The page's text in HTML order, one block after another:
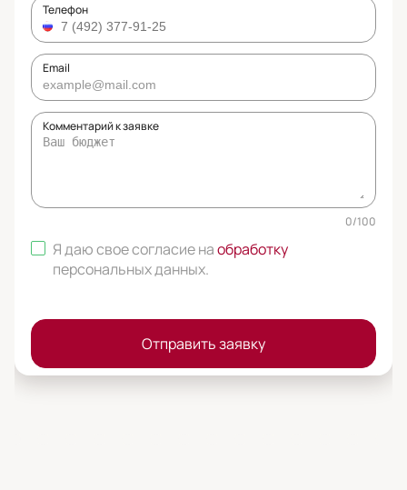
Телефон
Email
Комментарий к заявке
0/100
Я даю свое согласие наобработку
персональных данных.
Отправить заявку